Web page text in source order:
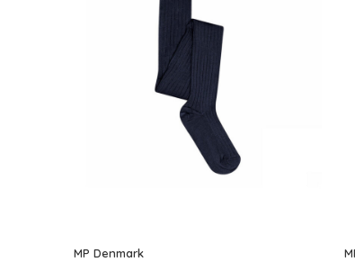
MP Denmark